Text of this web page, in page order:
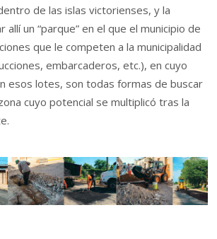
de las islas victorienses, y la
allí un “parque” en el que el municipio de
que le competen a la municipalidad
embarcaderos, etc.), en cuyo
esos lotes, son todas formas de buscar
cuyo potencial se multiplicó tras la